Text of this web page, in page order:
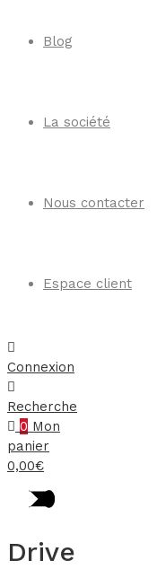
Blog
La société
Nous contacter
Espace client
Connexion
Recherche
0 Mon
panier
0,00€
Drive